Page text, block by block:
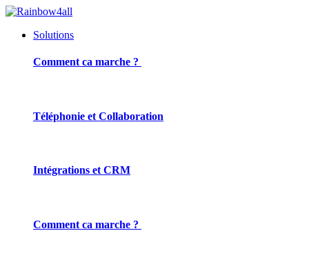
Solutions
Comment ca marche ?
Téléphonie et Collaboration
Intégrations et CRM
Comment ca marche ?